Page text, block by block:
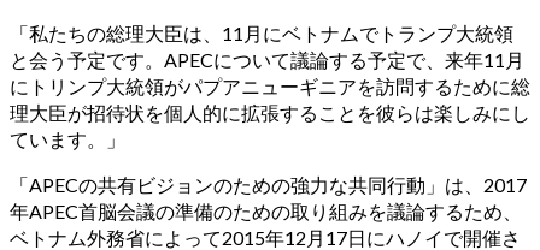
「私たちの総理大臣は、11月にベトナムでトランプ大統領
と会う予定です。APECについて議論する予定で、来年11月
にトリンプ大統領がパプアニューギニアを訪問するために総
理大臣が招待状を個人的に拡張することを彼らは楽しみにし
ています。」
「APECの共有ビジョンのための強力な共同行動」は、2017
年APEC首脳会議の準備のための取り組みを議論するため、
ベトナム外務省によって2015年12月17日にハノイで開催さ